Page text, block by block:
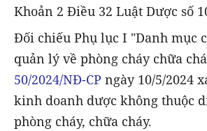
Khoản 2 Điều 32 Luật Dược số
Đối chiếu Phụ lục I "Danh mục
quản lý về phòng cháy chữa
50/2024/NĐ-CP ngày 10/5/2024
kinh doanh dược không thuộc
phòng cháy, chữa cháy.